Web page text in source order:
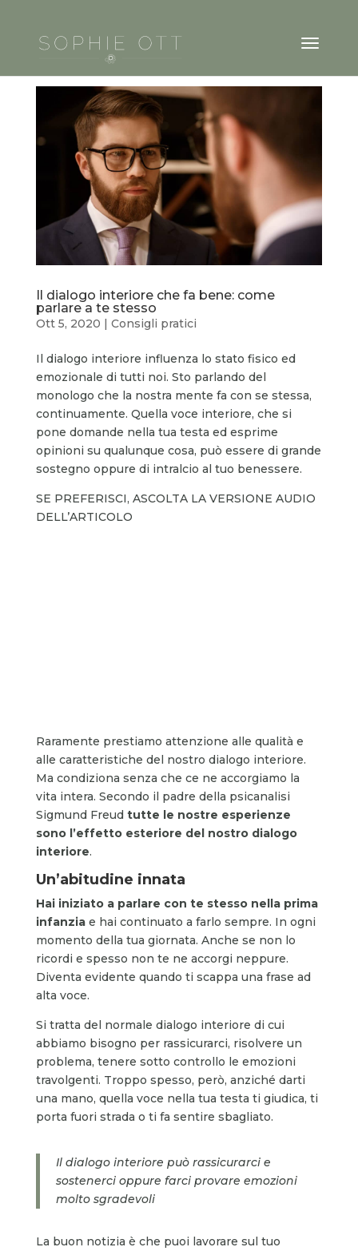
Il dialogo interiore che fa bene: come
parlare a te stesso
Ott 5, 2020 | Consigli pratici
Il dialogo interiore influenza lo stato fisico ed
emozionale di tutti noi. Sto parlando del
monologo che la nostra mente fa con se stessa,
continuamente. Quella voce interiore, che si
pone domande nella tua testa ed esprime
opinioni su qualunque cosa, può essere di grande
sostegno oppure di intralcio al tuo benessere.
SE PREFERISCI, ASCOLTA LA VERSIONE AUDIO
DELL’ARTICOLO
Raramente prestiamo attenzione alle qualità e
alle caratteristiche del nostro dialogo interiore.
Ma condiziona senza che ce ne accorgiamo la
vita intera. Secondo il padre della psicanalisi
Sigmund Freud tutte le nostre esperienze
sono l’effetto esteriore del nostro dialogo
interiore.
Un’abitudine innata
Hai iniziato a parlare con te stesso nella prima
infanziae hai continuato a farlo sempre. In ogni
momento della tua giornata. Anche se non lo
ricordi e spesso non te ne accorgi neppure.
Diventa evidente quando ti scappa una frase ad
alta voce.
Si tratta del normale dialogo interiore di cui
abbiamo bisogno per rassicurarci, risolvere un
problema, tenere sotto controllo le emozioni
travolgenti. Troppo spesso, però, anziché darti
una mano, quella voce nella tua testa ti giudica, ti
porta fuori strada o ti fa sentire sbagliato.
Il dialogo interiore può rassicurarci e
sostenerci oppure farci provare emozioni
molto sgradevoli
La buon notizia è che puoi lavorare sul tuo